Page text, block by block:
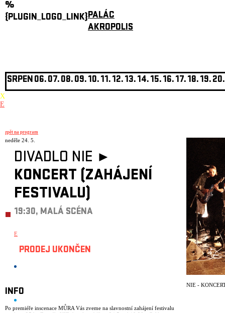
%
{PLUGIN_LOGO_LINK}PALÁC
AKROPOLIS
SRPEN06.07.08.09.10.11.12.13.14.15.16.17.18.19.20.
X
E
zpět na program
neděle 24. 5.
DIVADLO NIE ►
KONCERT (ZAHÁJENÍ
FESTIVALU)
19:30, MALÁ SCÉNA
E
PRODEJ UKONČEN
INFO
Po premiéře inscenace MŮRA Vás zveme na slavnostní zahájení festivalu
NIE -